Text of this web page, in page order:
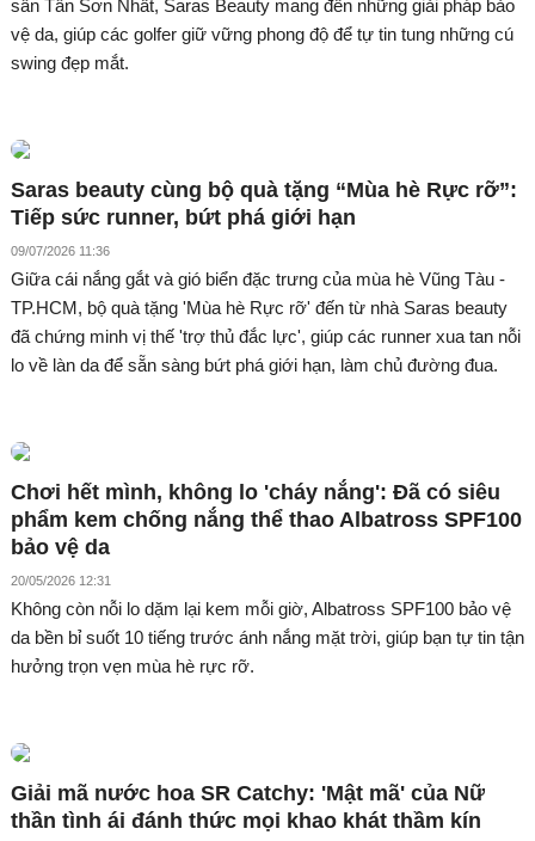
sân Tân Sơn Nhất, Saras Beauty mang đến những giải pháp bảo
vệ da, giúp các golfer giữ vững phong độ để tự tin tung những cú
swing đẹp mắt.
Saras beauty cùng bộ quà tặng “Mùa hè Rực rỡ”:
Tiếp sức runner, bứt phá giới hạn
09/07/2026 11:36
Giữa cái nắng gắt và gió biển đặc trưng của mùa hè Vũng Tàu -
TP.HCM, bộ quà tặng 'Mùa hè Rực rỡ' đến từ nhà Saras beauty
đã chứng minh vị thế 'trợ thủ đắc lực', giúp các runner xua tan nỗi
lo về làn da để sẵn sàng bứt phá giới hạn, làm chủ đường đua.
Chơi hết mình, không lo 'cháy nắng': Đã có siêu
phẩm kem chống nắng thể thao Albatross SPF100
bảo vệ da
20/05/2026 12:31
Không còn nỗi lo dặm lại kem mỗi giờ, Albatross SPF100 bảo vệ
da bền bỉ suốt 10 tiếng trước ánh nắng mặt trời, giúp bạn tự tin tận
hưởng trọn vẹn mùa hè rực rỡ.
Giải mã nước hoa SR Catchy: 'Mật mã' của Nữ
thần tình ái đánh thức mọi khao khát thầm kín